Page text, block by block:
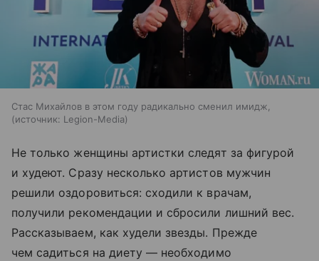
Стас Михайлов в этом году радикально сменил имидж,
источник: Legion-Media
Не только женщины артистки следят за фигурой
и худеют. Сразу несколько артистов мужчин
решили оздоровиться: сходили к врачам,
получили рекомендации и сбросили лишний вес.
Рассказываем, как худели звезды. Прежде
чем садиться на диету — необходимо